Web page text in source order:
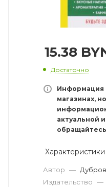
15.38
Достаточно
Информация
магазинах,
актуальной
Характеристики
Автор —
Издательство —